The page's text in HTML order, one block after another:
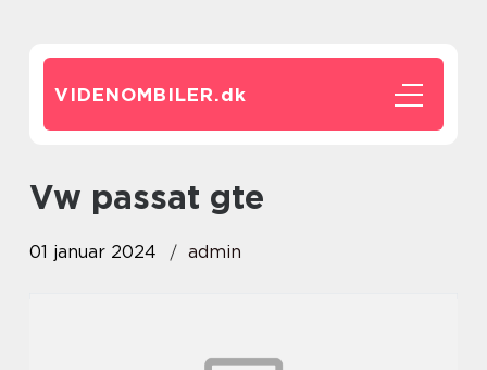
VIDENOMBILER.dk
vw passat gte
01 januar 2024 admin